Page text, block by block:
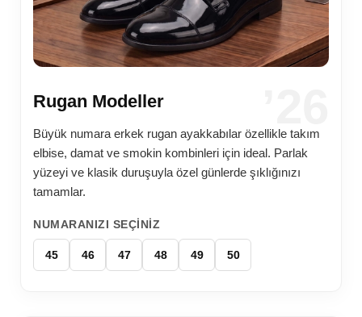
Rugan Modeller
Büyük numara erkek rugan ayakkabılar özellikle takım
elbise, damat ve smokin kombinleri için ideal. Parlak
yüzeyi ve klasik duruşuyla özel günlerde şıklığınızı
tamamlar.
NUMARANIZI SEÇINIZ
45 46 47 48 49 50